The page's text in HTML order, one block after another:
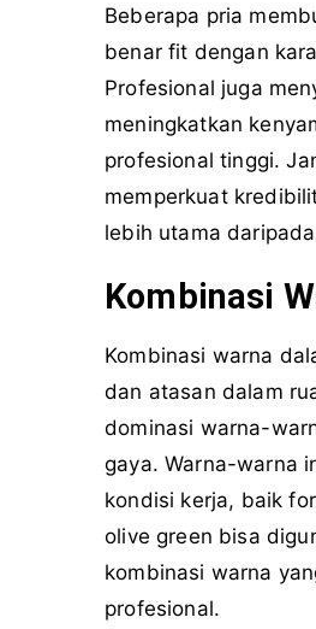
Beberapa pria
benar fit dengan
Profesional juga
meningkatkan
profesional tinggi.
memperkuat
lebih utama
Kombinasi
Kombinasi warna
dan atasan dalam
dominasi warna-
gaya. Warna-warna
kondisi kerja, baik
olive green bisa
kombinasi warna
profesional.